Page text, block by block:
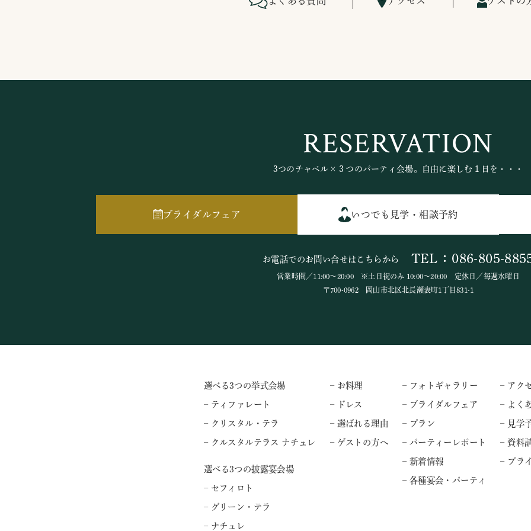
RESERVATION
3つのチャペル×３つのパーティ会場。自由に楽しむ１日を・・・
ブライダルフェア いつでも見学・相談予約
お電話でのお問い合せはこちらから TEL：086-805-
営業時間／11:00～20:00 ※土日祝のみ 10:00～20:00 定休日／毎週水曜日
〒700-0962 岡山市北区北長瀬表町1丁目831-1
選べる3つの挙式会場
– ティファレート
– クリスタル・テラ
– クルスタルテラス ナチュレ
選べる3つの披露宴会場
– セフィロト
– グリーン・テラ
– ナチュレ
– お料理
– ドレス
– 選ばれる理由
– ゲストの方へ
– フォトギャラリー
– ブライダルフェア
– プラン
– パーティーレポート
– 新着情報
– 各種宴会・パーティ
– アク
– よく
– 見学
– 資料
– プラ